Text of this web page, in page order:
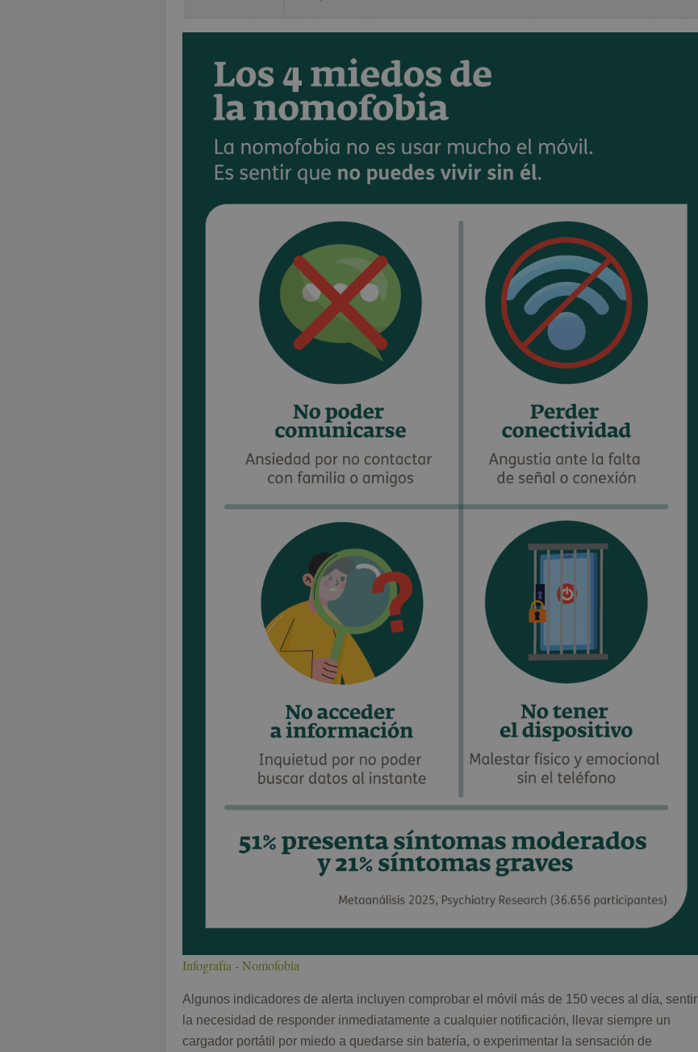
Infografía - Nomofobia
Algunos indicadores de alerta incluyen comprobar el móvil más de 150 veces al día, sentir
la necesidad de responder inmediatamente a cualquier notificación, llevar siempre un
cargador portátil por miedo a quedarse sin batería, o experimentar la sensación de